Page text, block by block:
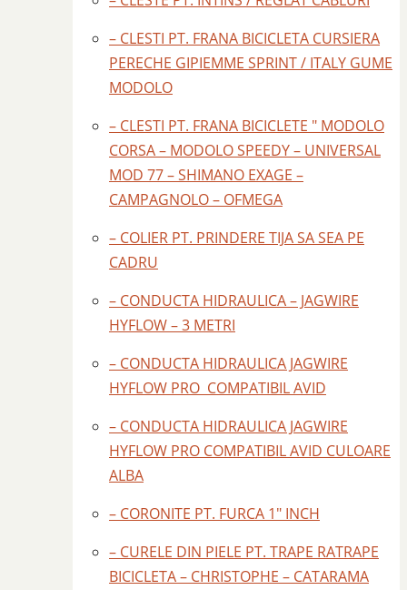
– CLESTI PT. FRANA BICICLETA CURSIERA
PERECHE GIPIEMME SPRINT / ITALY GUME
MODOLO
– CLESTI PT. FRANA BICICLETE " MODOLO
CORSA – MODOLO SPEEDY – UNIVERSAL
MOD 77 – SHIMANO EXAGE –
CAMPAGNOLO – OFMEGA
– COLIER PT. PRINDERE TIJA SA SEA PE
CADRU
– CONDUCTA HIDRAULICA – JAGWIRE
HYFLOW – 3 METRI
– CONDUCTA HIDRAULICA JAGWIRE
HYFLOW PRO COMPATIBIL AVID
– CONDUCTA HIDRAULICA JAGWIRE
HYFLOW PRO COMPATIBIL AVID CULOARE
ALBA
– CORONITE PT. FURCA 1" INCH
– CURELE DIN PIELE PT. TRAPE RATRAPE
BICICLETA – CHRISTOPHE – CATARAMA